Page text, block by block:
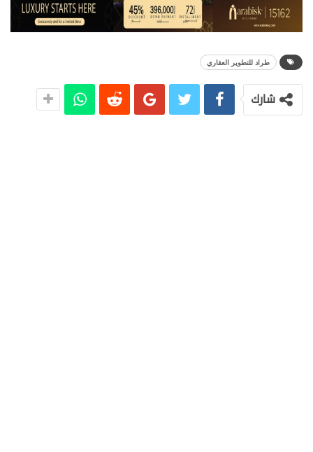
طراد للتطوير العقاري
شارك